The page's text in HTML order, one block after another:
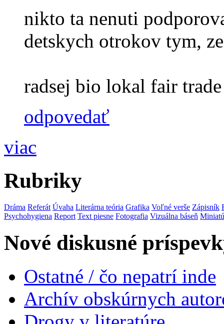
nikto ta nenuti
detskych otrokov tym,
radsej bio lokal fair
odpovedať
viac
Rubriky
Dráma Referát Úvaha Literárna teória Grafika Voľné verše Zápisník
Psychohygiena Report Text piesne Fotografia Vizuálna báseň
Nové diskusné
Ostatné / čo nepatrí inde
Archív obskúrnych